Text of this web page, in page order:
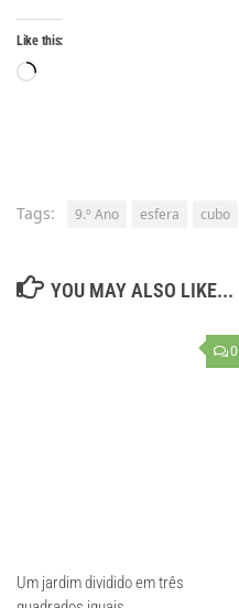
Like this:
Loading…
Tags: 9.º Ano esfera cubo
YOU MAY ALSO LIKE...
0
Um jardim dividido em três